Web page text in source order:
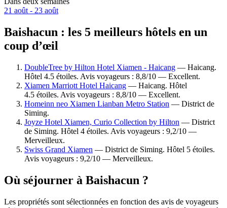
21 août - 23 août
Baishacun : les 5 meilleurs hôtels en un
coup d’œil
DoubleTree by Hilton Hotel Xiamen - Haicang — Haicang.
Hôtel 4.5 étoiles. Avis voyageurs : 8,8/10 — Excellent.
Xiamen Marriott Hotel Haicang — Haicang. Hôtel
4.5 étoiles. Avis voyageurs : 8,8/10 — Excellent.
Homeinn neo Xiamen Lianban Metro Station — District de
Siming.
Joyze Hotel Xiamen, Curio Collection by Hilton — District
de Siming. Hôtel 4 étoiles. Avis voyageurs : 9,2/10 —
Merveilleux.
Swiss Grand Xiamen — District de Siming. Hôtel 5 étoiles.
Avis voyageurs : 9,2/10 — Merveilleux.
Où séjourner à Baishacun ?
Les propriétés sont sélectionnées en fonction des avis de voyageurs